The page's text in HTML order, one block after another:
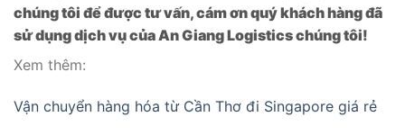
chúng tôi để được tư vấn, cám ơn quý khách hàng đã
sử dụng dịch vụ của An Giang Logistics chúng tôi!
Xem thêm:
Vận chuyển hàng hóa từ Cần Thơ đi Singapore giá rẻ